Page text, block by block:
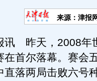
来源：津报
昨天，2008年世
在首尔落幕。赛会
直落两局击败六号